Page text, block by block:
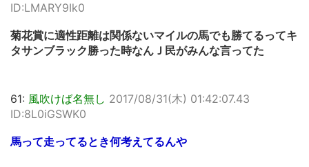
ID:LMARY9Ik0
菊花賞に適性距離は関係ないマイルの馬でも勝てるってキ
タサンブラック勝った時なんＪ民がみんな言ってた
61: 風吹けば名無し 2017/08/31(木) 01:42:07.43
ID:8L0iGSWK0
馬って走ってるとき何考えてるんや